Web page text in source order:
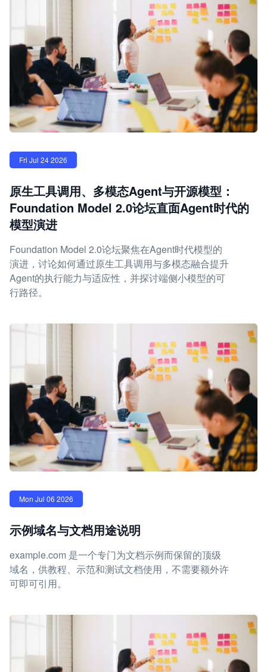
Fri Jul 24 2026
原生工具调用、多模态Agent与开源模型：
Foundation Model 2.0论坛直面Agent时代的
模型演进
Foundation Model 2.0论坛聚焦在Agent时代模型的
演进，讨论如何通过原生工具调用与多模态融合提升
Agent的执行能力与适应性，并探讨端侧小模型的可
行路径。
Mon Jul 06 2026
示例域名与文档用途说明
example.com 是一个专门为文档示例而保留的顶级
域名，供教程、示范和测试文档使用，不需要额外许
可即可引用。